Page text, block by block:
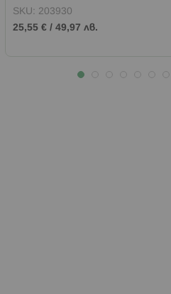
SKU: 203930
25,55 € / 49,97 лв.